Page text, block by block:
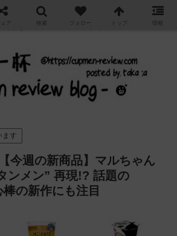
品をレビュー / アレンジするブログ
ます
今週の新商品】マルちゃん
ンメン” 再現!? 話題の
の新作にも注目
ェア 検索 フォロー トップ 情報